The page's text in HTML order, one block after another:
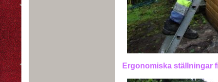
Ergonomiska ställningar